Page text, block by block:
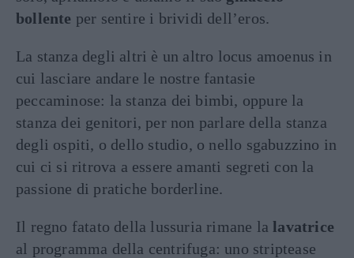
bollente per sentire i brividi dell’eros.
La stanza degli altri è un altro locus amoenus in
cui lasciare andare le nostre fantasie
peccaminose: la stanza dei bimbi, oppure la
stanza dei genitori, per non parlare della stanza
degli ospiti, o dello studio, o nello sgabuzzino in
cui ci si ritrova a essere amanti segreti con la
passione di pratiche borderline.
Il regno fatato della lussuria rimane la lavatrice
al programma della centrifuga: uno striptease